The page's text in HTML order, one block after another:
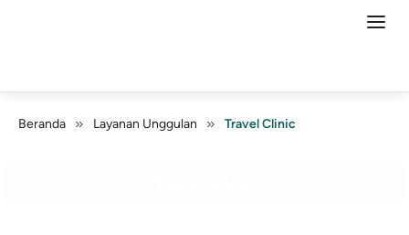
Beranda Layanan Unggulan Travel Clinic